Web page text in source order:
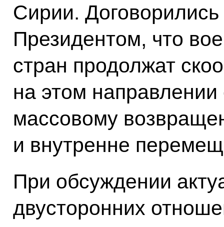
Сирии.
Президентом, что
стран продолжат
на этом
массовому
и внутренне
При обсуждении
двусторонних